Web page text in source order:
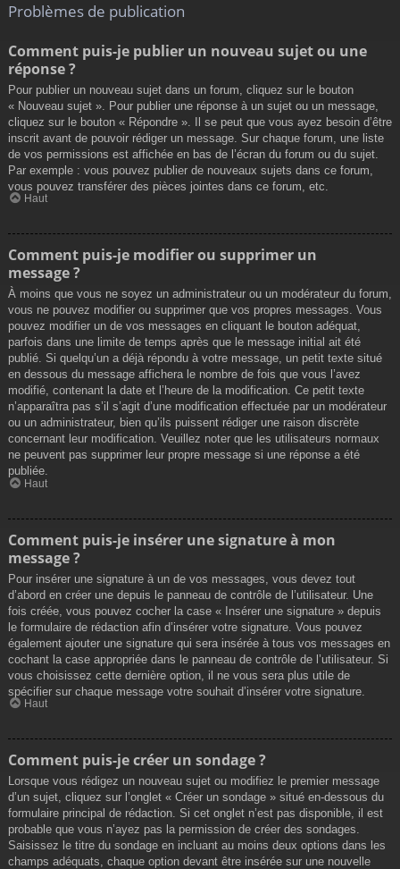
Problèmes de publication
Comment puis-je publier un nouveau sujet ou une
réponse ?
Pour publier un nouveau sujet dans un forum, cliquez sur le bouton
« Nouveau sujet ». Pour publier une réponse à un sujet ou un message,
cliquez sur le bouton « Répondre ». Il se peut que vous ayez besoin d’être
inscrit avant de pouvoir rédiger un message. Sur chaque forum, une liste
de vos permissions est affichée en bas de l’écran du forum ou du sujet.
Par exemple : vous pouvez publier de nouveaux sujets dans ce forum,
vous pouvez transférer des pièces jointes dans ce forum, etc.
Haut
Comment puis-je modifier ou supprimer un
message ?
À moins que vous ne soyez un administrateur ou un modérateur du forum,
vous ne pouvez modifier ou supprimer que vos propres messages. Vous
pouvez modifier un de vos messages en cliquant le bouton adéquat,
parfois dans une limite de temps après que le message initial ait été
publié. Si quelqu’un a déjà répondu à votre message, un petit texte situé
en dessous du message affichera le nombre de fois que vous l’avez
modifié, contenant la date et l’heure de la modification. Ce petit texte
n’apparaîtra pas s’il s’agit d’une modification effectuée par un modérateur
ou un administrateur, bien qu’ils puissent rédiger une raison discrète
concernant leur modification. Veuillez noter que les utilisateurs normaux
ne peuvent pas supprimer leur propre message si une réponse a été
publiée.
Haut
Comment puis-je insérer une signature à mon
message ?
Pour insérer une signature à un de vos messages, vous devez tout
d’abord en créer une depuis le panneau de contrôle de l’utilisateur. Une
fois créée, vous pouvez cocher la case « Insérer une signature » depuis
le formulaire de rédaction afin d’insérer votre signature. Vous pouvez
également ajouter une signature qui sera insérée à tous vos messages en
cochant la case appropriée dans le panneau de contrôle de l’utilisateur. Si
vous choisissez cette dernière option, il ne vous sera plus utile de
spécifier sur chaque message votre souhait d’insérer votre signature.
Haut
Comment puis-je créer un sondage ?
Lorsque vous rédigez un nouveau sujet ou modifiez le premier message
d’un sujet, cliquez sur l’onglet « Créer un sondage » situé en-dessous du
formulaire principal de rédaction. Si cet onglet n’est pas disponible, il est
probable que vous n’ayez pas la permission de créer des sondages.
Saisissez le titre du sondage en incluant au moins deux options dans les
champs adéquats, chaque option devant être insérée sur une nouvelle